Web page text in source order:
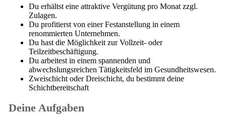
Du erhältst eine attraktive Vergütung pro Monat zzgl.
Zulagen.
Du profitierst von einer Festanstellung in einem
renommierten Unternehmen.
Du hast die Möglichkeit zur Vollzeit- oder
Teilzeitbeschäftigung.
Du arbeitest in einem spannenden und
abwechslungsreichen Tätigkeitsfeld im Gesundheitswesen.
Zweischicht oder Dreischicht, du bestimmt deine
Schichtbereitschaft
Deine Aufgaben